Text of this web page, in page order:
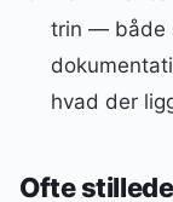
trin — både
hvad der
Ofte